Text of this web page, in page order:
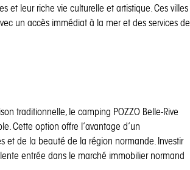
et leur riche vie culturelle et artistique. Ces villes
un accès immédiat à la mer et des services de
traditionnelle, le camping POZZO Belle-Rive
Cette option offre l’avantage d’un
et de la beauté de la région normande. Investir
entrée dans le marché immobilier normand